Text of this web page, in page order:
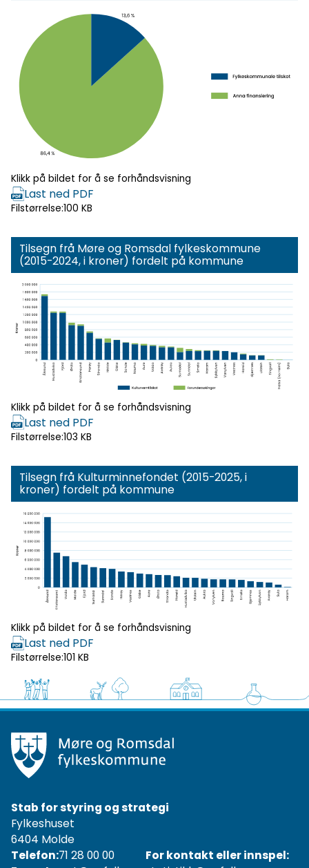
forhåndsvisning
Klikk på bildet for å se forhåndsvisning
Last ned PDF
Filstørrelse:100 KB
Tilsegn frå Møre og Romsdal fylkeskommune
(2015-2024, i kroner) fordelt på kommune
forhåndsvisning
Klikk på bildet for å se forhåndsvisning
Last ned PDF
Filstørrelse:103 KB
Tilsegn frå Kulturminnefondet (2015-2025, i
kroner) fordelt på kommune
Klikk for
forhåndsvisning
Klikk på bildet for å se forhåndsvisning
Last ned PDF
Filstørrelse:101 KB
Stab for styring og strategi
Fylkeshuset
6404 Molde
Telefon:71 28 00 00
For kontakt eller innspel: